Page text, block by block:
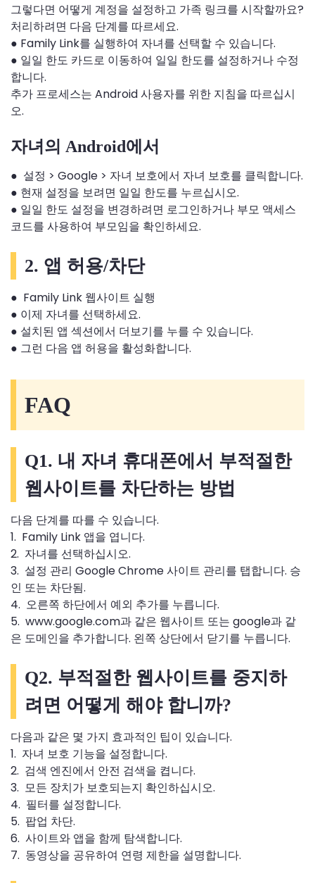
그렇다면 어떻게 계정을 설정하고 가족 링크를 시작할까요?
처리하려면 다음 단계를 따르세요.
● Family Link를 실행하여 자녀를 선택할 수 있습니다.
● 일일 한도 카드로 이동하여 일일 한도를 설정하거나 수정
합니다.
추가 프로세스는 Android 사용자를 위한 지침을 따르십시
오.
자녀의 Android에서
● 설정 > Google > 자녀 보호에서 자녀 보호를 클릭합니다.
● 현재 설정을 보려면 일일 한도를 누르십시오.
● 일일 한도 설정을 변경하려면 로그인하거나 부모 액세스
코드를 사용하여 부모임을 확인하세요.
2. 앱 허용/차단
● Family Link 웹사이트 실행
● 이제 자녀를 선택하세요.
● 설치된 앱 섹션에서 더보기를 누를 수 있습니다.
● 그런 다음 앱 허용을 활성화합니다.
FAQ
Q1. 내 자녀 휴대폰에서 부적절한
웹사이트를 차단하는 방법
다음 단계를 따를 수 있습니다.
1. Family Link 앱을 엽니다.
2. 자녀를 선택하십시오.
3. 설정 관리 Google Chrome 사이트 관리를 탭합니다. 승
인 또는 차단됨.
4. 오른쪽 하단에서 예외 추가를 누릅니다.
5. www.google.com과 같은 웹사이트 또는 google과 같
은 도메인을 추가합니다. 왼쪽 상단에서 닫기를 누릅니다.
Q2. 부적절한 웹사이트를 중지하
려면 어떻게 해야 합니까?
다음과 같은 몇 가지 효과적인 팁이 있습니다.
1. 자녀 보호 기능을 설정합니다.
2. 검색 엔진에서 안전 검색을 켭니다.
3. 모든 장치가 보호되는지 확인하십시오.
4. 필터를 설정합니다.
5. 팝업 차단.
6. 사이트와 앱을 함께 탐색합니다.
7. 동영상을 공유하여 연령 제한을 설명합니다.